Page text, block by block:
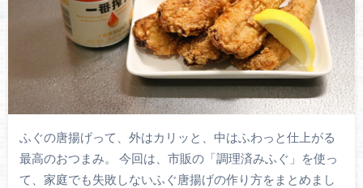
ふぐの唐揚げって、外はカリッと、中はふわっと仕上がる
最高のおつまみ。 今回は、市販の「調理済みふぐ」を使っ
て、家庭でも失敗しないふぐ唐揚げの作り方をまとめまし